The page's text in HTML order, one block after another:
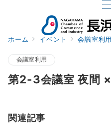
ホーム イベント 会議室利用
会議室利用
第2-3会議室 夜間 ×
関連記事